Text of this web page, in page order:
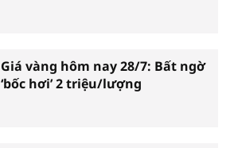
Giá vàng hôm nay 28/7: Bất ngờ
‘bốc hơi’ 2 triệu/lượng